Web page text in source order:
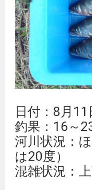
日付：8月
釣果：16～
河川状況：
は20度）
混雑状況：